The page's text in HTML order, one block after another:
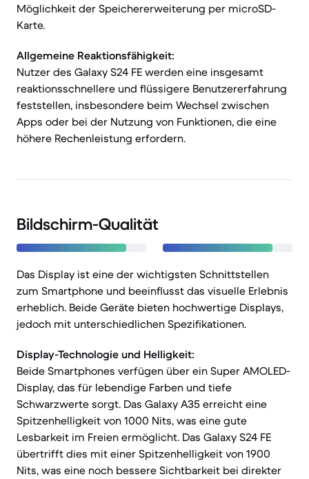
Möglichkeit der Speichererweiterung per microSD-
Karte.
Allgemeine Reaktionsfähigkeit:
Nutzer des Galaxy S24 FE werden eine insgesamt
reaktionsschnellere und flüssigere Benutzererfahrung
feststellen, insbesondere beim Wechsel zwischen
Apps oder bei der Nutzung von Funktionen, die eine
höhere Rechenleistung erfordern.
Bildschirm-Qualität
Das Display ist eine der wichtigsten Schnittstellen
zum Smartphone und beeinflusst das visuelle Erlebnis
erheblich. Beide Geräte bieten hochwertige Displays,
jedoch mit unterschiedlichen Spezifikationen.
Display-Technologie und Helligkeit:
Beide Smartphones verfügen über ein Super AMOLED-
Display, das für lebendige Farben und tiefe
Schwarzwerte sorgt. Das Galaxy A35 erreicht eine
Spitzenhelligkeit von 1000 Nits, was eine gute
Lesbarkeit im Freien ermöglicht. Das Galaxy S24 FE
übertrifft dies mit einer Spitzenhelligkeit von 1900
Nits, was eine noch bessere Sichtbarkeit bei direkter